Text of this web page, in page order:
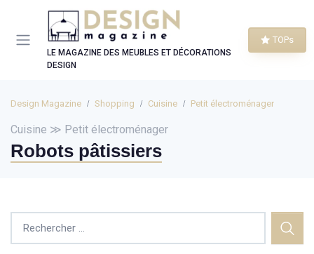
LE MAGAZINE DES MEUBLES ET DÉCORATIONS
DESIGN
TOPs
Design Magazine Shopping Cuisine Petit électroménager
Cuisine ≫ Petit électroménager
Robots pâtissiers
Panneau de gestion des cookies